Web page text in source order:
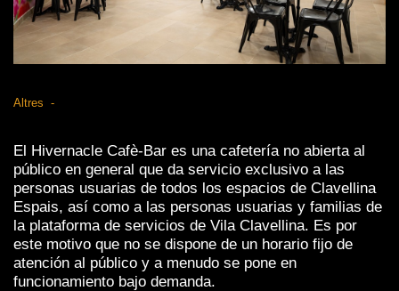
Altres
El Hivernacle Cafè-Bar es una cafetería no abierta al
público en general que da servicio exclusivo a las
personas usuarias de todos los espacios de Clavellina
Espais, así como a las personas usuarias y familias de
la plataforma de servicios de Vila Clavellina. Es por
este motivo que no se dispone de un horario fijo de
atención al público y a menudo se pone en
funcionamiento bajo demanda.